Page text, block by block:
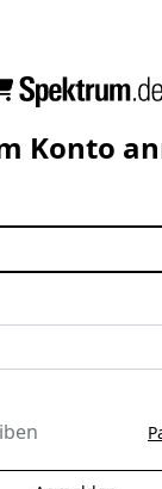
Konto